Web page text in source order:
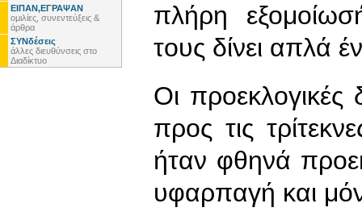
ΕΙΠΑΝ,ΕΓΡΑΨΑΝ
ομιλίες, συνεντεύξεις &
άρθρα
ΣΥΝδέσεις
άλλες διευθύνσεις στο
Διαδίκτυο
πλήρη
τους δίνει απλά
Οι
προς τις
ήταν φθηνά
υφαρπαγή και